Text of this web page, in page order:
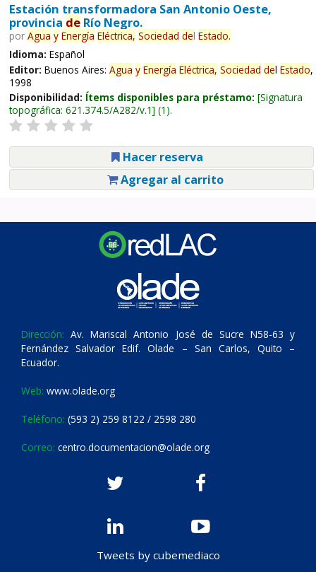
Estación transformadora San Antonio Oeste,
provincia deRío Negro.
por Agua y Energía Eléctrica, Sociedad del Estado.
Idioma: Español
Editor: Buenos Aires: Agua y Energía Eléctrica, Sociedad del Estado,
1998
Disponibilidad: Ítems disponibles para préstamo: Signatura
topográfica: 621.374.5/A282/v.1 (1).
Hacer reserva
Agregar al carrito
Dirección: Av. Mariscal Antonio José de Sucre N58-63 y
Fernández Salvador Edif. Olade – San Carlos, Quito –
Ecuador.
Web: www.olade.org
Teléfono: (593 2) 259 8122 / 2598 280
Correo: centro.documentacion@olade.org
Tweets by cubemediaco